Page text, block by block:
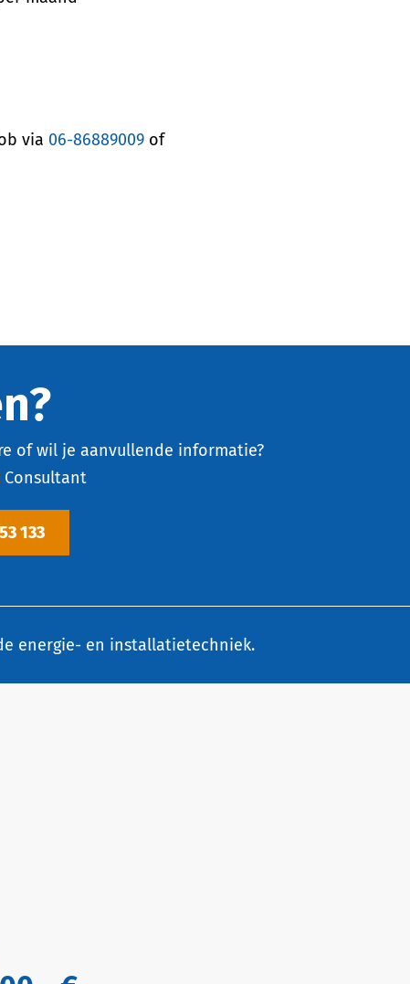
via 06-86889009 of
of wil je aanvullende informatie?
Consultant
133
energie- en installatietechniek.